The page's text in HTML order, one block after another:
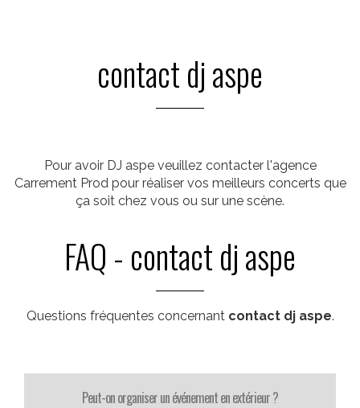
contact dj aspe
Pour avoir DJ aspe veuillez contacter l'agence
Carrement Prod pour réaliser vos meilleurs concerts que
ça soit chez vous ou sur une scène.
FAQ - contact dj aspe
Questions fréquentes concernant contact dj aspe.
Peut-on organiser un événement en extérieur ?